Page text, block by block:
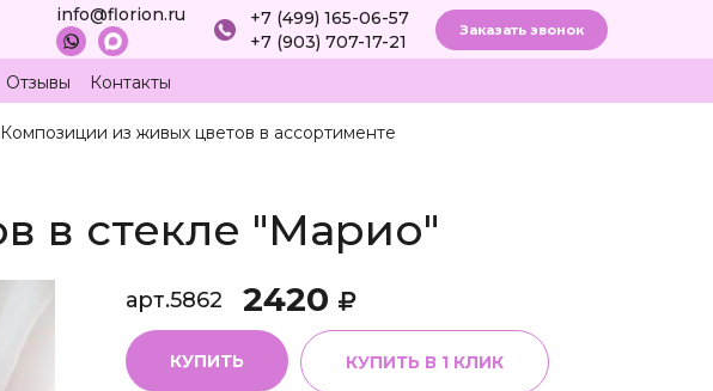
info@florion.ru
+7 (499) 165-06-57
+7 (903) 707-17-21
Заказать звонок
Отзывы Контакты
Композиции из живых цветов в ассортименте
в стекле "Марио"
арт.5862 2420
КУПИТЬ КУПИТЬ В 1 КЛИК